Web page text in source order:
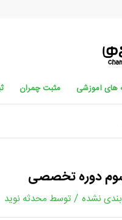
های آموزشی مثبت چمران
دوره تخصصی
نشده / توسط محدثه نوید